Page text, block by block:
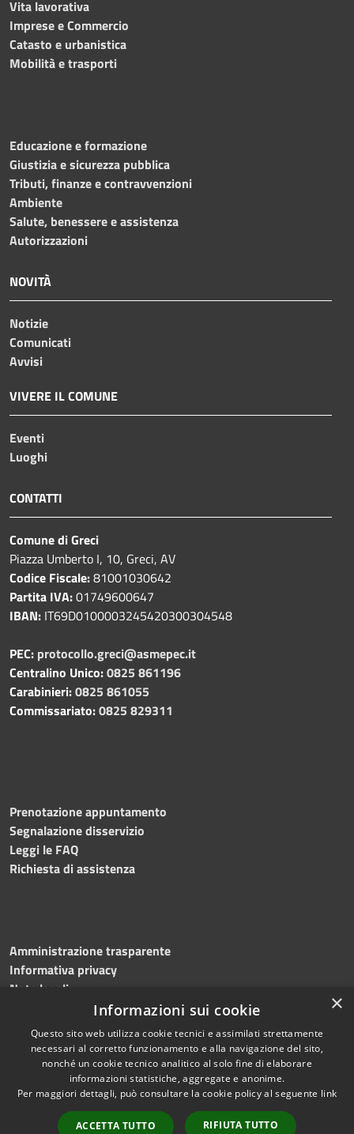
Vita lavorativa
Imprese e Commercio
Catasto e urbanistica
Mobilità e trasporti
Educazione e formazione
Giustizia e sicurezza pubblica
Tributi, finanze e contravvenzioni
Ambiente
Salute, benessere e assistenza
Autorizzazioni
NOVITÀ
Notizie
Comunicati
Avvisi
VIVERE IL COMUNE
Eventi
Luoghi
CONTATTI
Comune di Greci
Piazza Umberto I, 10, Greci, AV
Codice Fiscale:81001030642
Partita IVA:01749600647
IBAN: IT69D0100003245420300304548
PEC: protocollo.greci@asmepec.it
Centralino Unico:0825 861196
Carabinieri:0825 861055
Commissariato:0825 829311
Prenotazione appuntamento
Segnalazione disservizio
Leggi le FAQ
Richiesta di assistenza
Amministrazione trasparente
Informativa privacy
Note legali
Dichiarazione di accessibilità
Accessibilità
Copyright © 2026 • Comune di
Greci • Powered by
Municipium•
Accesso
×
Informazioni sui cookie
Questo sito web utilizza cookie tecnici e assimilati strettamente
necessari al corretto funzionamento e alla navigazione del sito,
nonché un cookie tecnico analitico al solo fine di elaborare
informazioni statistiche, aggregate e anonime.
Per maggiori dettagli, può consultare la cookie policy al seguente link
ACCETTA TUTTO RIFIUTA TUTTO